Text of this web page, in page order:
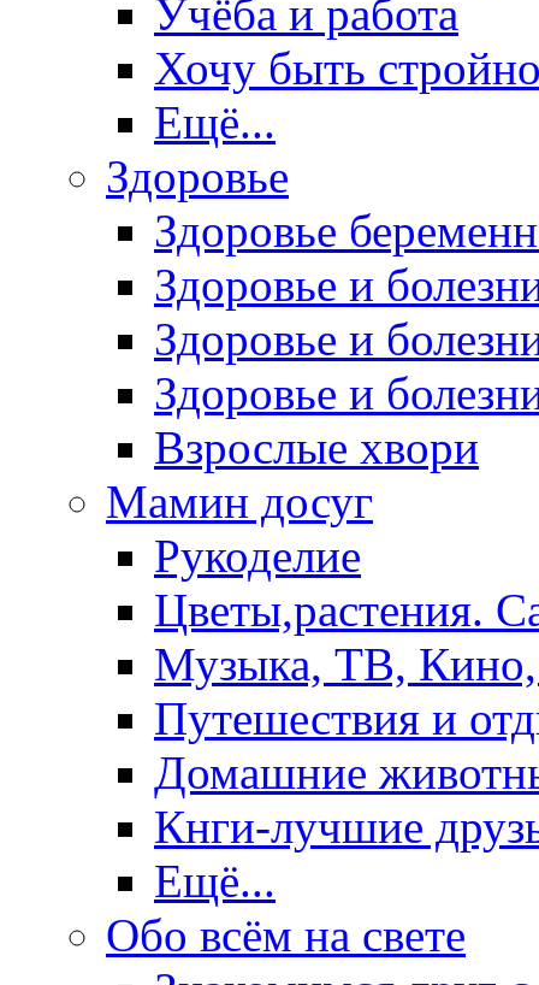
Учёба и работа
Хочу быть
Ещё...
Здоровье
Здоровье
Здоровье и
Здоровье и
Здоровье и
Взрослые хвори
Мамин досуг
Рукоделие
Цветы,растения.
Музыка, ТВ,
Путешествия и
Домашние
Кнги-лучшие
Ещё...
Обо всём на свете